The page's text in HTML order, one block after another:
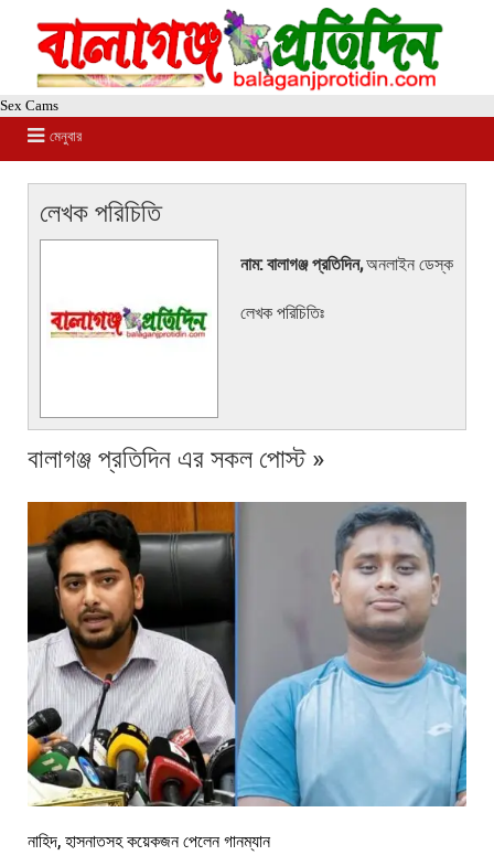
Sex Cams
মেনুবার
লেখক পরিচিতি
নাম: বালাগঞ্জ প্রতিদিন,অনলাইন ডেস্ক
লেখক পরিচিতিঃ
বালাগঞ্জ প্রতিদিন এর সকল পোস্ট »
নাহিদ, হাসনাতসহ কয়েকজন পেলেন গানম্যান